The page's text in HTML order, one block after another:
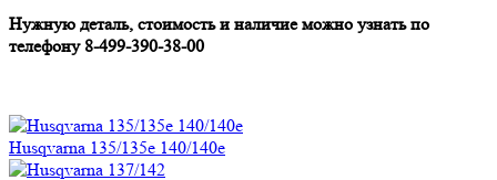
Нужную деталь, стоимость и наличие можно узнать по
телефону 8-499-390-38-00
Husqvarna 135/135e 140/140e